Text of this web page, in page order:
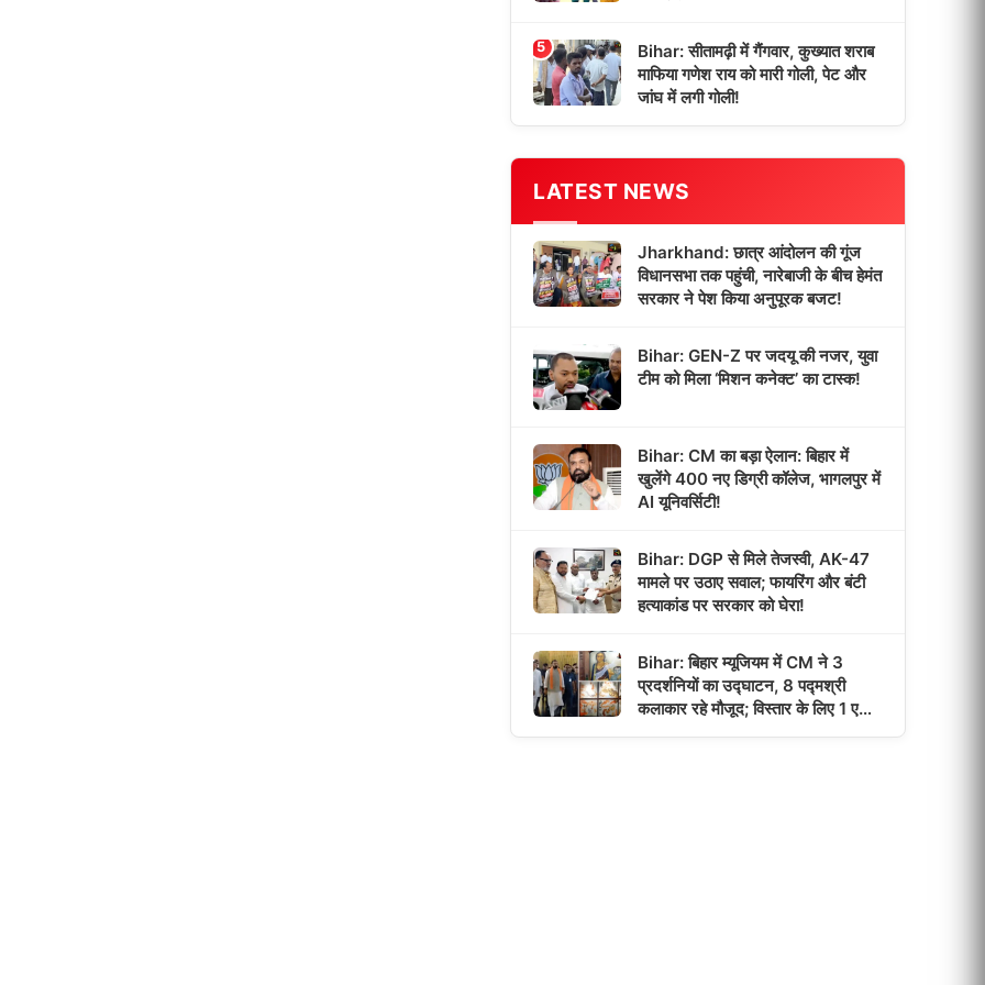
5
Bihar: सीतामढ़ी में गैंगवार, कुख्यात शराब
माफिया गणेश राय को मारी गोली, पेट और
जांघ में लगी गोली!
LATEST NEWS
Jharkhand: छात्र आंदोलन की गूंज
विधानसभा तक पहुंची, नारेबाजी के बीच हेमंत
सरकार ने पेश किया अनुपूरक बजट!
Bihar: GEN-Z पर जदयू की नजर, युवा
टीम को मिला ‘मिशन कनेक्ट’ का टास्क!
Bihar: CM का बड़ा ऐलान: बिहार में
खुलेंगे 400 नए डिग्री कॉलेज, भागलपुर में
AI यूनिवर्सिटी!
Bihar: DGP से मिले तेजस्वी, AK-47
मामले पर उठाए सवाल; फायरिंग और बंटी
हत्याकांड पर सरकार को घेरा!
Bihar: बिहार म्यूजियम में CM ने 3
प्रदर्शनियों का उद्घाटन, 8 पद्मश्री
कलाकार रहे मौजूद; विस्तार के लिए 1 एकड़
जमीन मिली!